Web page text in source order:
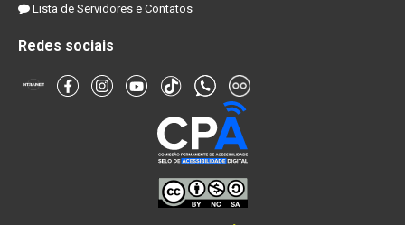
Lista de Servidores e Contatos
Redes sociais